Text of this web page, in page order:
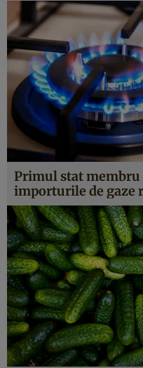
Primul stat membru
importurile de gaze